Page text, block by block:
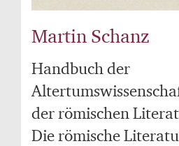
Martin Schanz
Handbuch der
der römischen
Die römische